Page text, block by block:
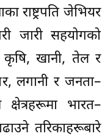
राष्ट्रपति जेभियर
जारी सहयोगको
कृषि, खानी, तेल र
लगानी र जनता–
भारत–
तरिकाहरूबारे